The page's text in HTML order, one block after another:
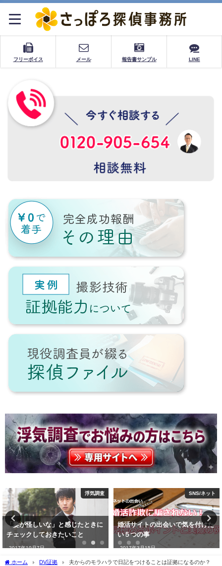
フリーボイス メール 報告書サンプル LINE
SNS/ネット
婚活サイトの出会いで気を付けた
い５つの事
2017年3月15日
探偵の世界
探偵の調査って個人情報保護法な
どの法に触れないの？
2018年5月5日
ホーム DV証拠 夫からのモラハラで日記をつけることは証拠になるのか？